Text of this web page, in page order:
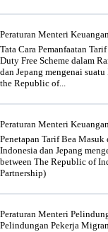
Peraturan Menteri
Tata Cara Pemanfaatan
Duty Free Scheme dalam
dan Jepang mengenai
the Republic of...
Peraturan Menteri
Penetapan Tarif Bea
Indonesia dan Jepang
between The Republic of
Partnership)
Peraturan Menteri
Pelindungan Pekerja